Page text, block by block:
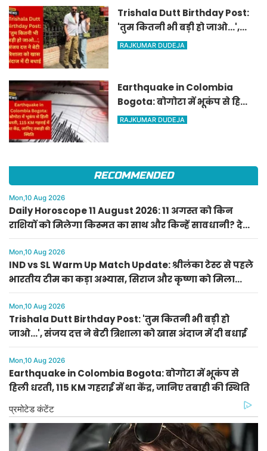
Trishala Dutt Birthday Post:
'तुम कितनी भी बड़ी हो जाओ...',
संजय दत्त ने बेटी त्रिशाला को खास
RAJKUMAR DUDEJA
Earthquake in Colombia
Bogota: बोगोटा में भूकंप से हिली
धरती, 115 KM गहराई में था केंद्र,
RAJKUMAR DUDEJA
RECOMMENDED
Mon,10 Aug 2026
Daily Horoscope 11 August 2026: 11 अगस्त को किन
राशियों को मिलेगा किस्मत का साथ और किन्हें सावधानी? देखें
राशिफल
Mon,10 Aug 2026
IND vs SL Warm Up Match Update: श्रीलंका टेस्ट से पहले
भारतीय टीम का कड़ा अभ्यास, सिराज और कृष्णा को मिला
आराम
Mon,10 Aug 2026
Trishala Dutt Birthday Post: 'तुम कितनी भी बड़ी हो
जाओ...', संजय दत्त ने बेटी त्रिशाला को खास अंदाज में दी बधाई
Mon,10 Aug 2026
Earthquake in Colombia Bogota: बोगोटा में भूकंप से
हिली धरती, 115 KM गहराई में था केंद्र, जानिए तबाही की स्थिति